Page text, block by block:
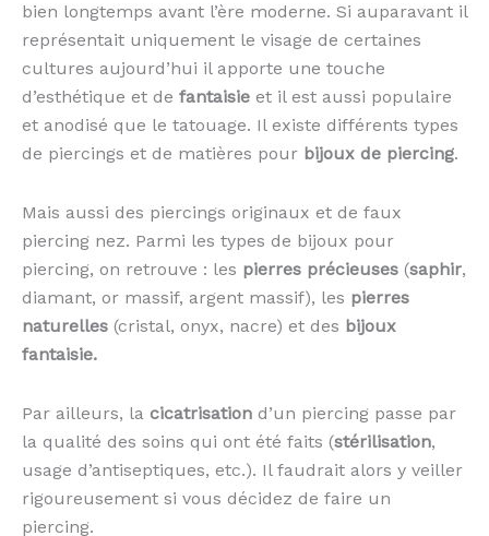
bien longtemps avant l’ère moderne. Si auparavant il
représentait uniquement le visage de certaines
cultures aujourd’hui il apporte une touche
d’esthétique et de fantaisie et il est aussi populaire
et anodisé que le tatouage. Il existe différents types
de piercings et de matières pour bijoux de piercing.
Mais aussi des piercings originaux et de faux
piercing nez. Parmi les types de bijoux pour
piercing, on retrouve : les pierres précieuses (saphir,
diamant, or massif, argent massif), les pierres
naturelles (cristal, onyx, nacre) et des bijoux
fantaisie.
Par ailleurs, la cicatrisation d’un piercing passe par
la qualité des soins qui ont été faits (stérilisation,
usage d’antiseptiques, etc.). Il faudrait alors y veiller
rigoureusement si vous décidez de faire un
piercing.